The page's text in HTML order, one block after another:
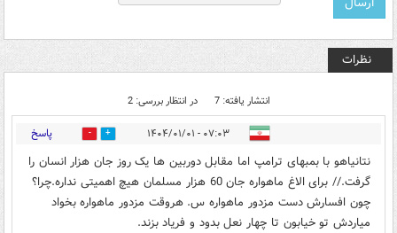
نظرات
انتشار یافته: 7 در انتظار بررسی: 2
۰۷:۰۳ - ۱۴۰۴/۰۱/۰۱ 9 پاسخ
نتانیاهو با بمبهای ترامپ اما مقابل دوربین ها یک روز جان هزار انسان را
گرفت.// برای الاغ ماهواره جان 60 هزار مسلمان هیچ اهمیتی نداره.چرا؟
چون افسارش دست مزدور ماهواره س. هروقت مزدور ماهواره بخواد
میاردش تو خیابون تا چهار نعل بدود و فریاد بزند.